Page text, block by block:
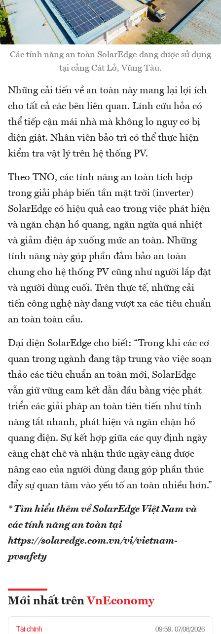
Các tính năng an toàn SolarEdge đang được sử dụng
tại cảng Cát Lở, Vũng Tàu.
Những cải tiến về an toàn này mang lại lợi ích
cho tất cả các bên liên quan. Lính cứu hỏa có
thể tiếp cận mái nhà mà không lo nguy cơ bị
điện giật. Nhân viên bảo trì có thể thực hiện
kiểm tra vật lý trên hệ thống PV.
Theo TNO, các tính năng an toàn tích hợp
trong giải pháp biến tần mặt trời (inverter)
SolarEdge có hiệu quả cao trong việc phát hiện
và ngăn chặn hồ quang, ngăn ngừa quá nhiệt
và giảm điện áp xuống mức an toàn. Những
tính năng này góp phần đảm bảo an toàn
chung cho hệ thống PV cũng như người lắp đặt
và người dùng cuối. Trên thực tế, những cải
tiến công nghệ này đang vượt xa các tiêu chuẩn
an toàn toàn cầu.
Đại diện SolarEdge cho biết: “Trong khi các cơ
quan trong ngành đang tập trung vào việc soạn
thảo các tiêu chuẩn an toàn mới, SolarEdge
vẫn giữ vững cam kết dẫn đầu bằng việc phát
triển các giải pháp an toàn tiên tiến như tính
năng tắt nhanh, phát hiện và ngăn chặn hồ
quang điện. Sự kết hợp giữa các quy định ngày
càng chặt chẽ và nhận thức ngày càng được
nâng cao của người dùng đang góp phần thúc
đẩy sự quan tâm vào yếu tố an toàn nhiều hơn.”
* Tìm hiểu thêm về SolarEdge Việt Nam và
các tính năng an toàn tại
https://solaredge.com.vn/vi/vietnam-
pvsafety
Mới nhất trên VnEconomy
Tài chính 09:59, 07/08/2026